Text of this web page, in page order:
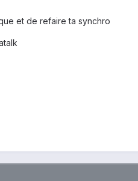
et de refaire ta synchro